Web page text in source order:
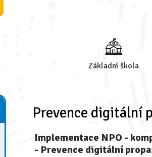
Základní škola
Prevence digitální
Implementace NPO -
- Prevence digitální